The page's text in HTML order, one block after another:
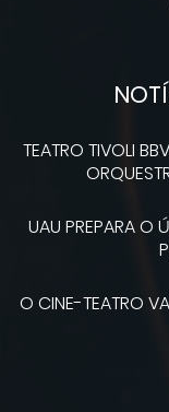
TEATRO TIVOLI
UAU PREPARA O
O CINE-TEATRO